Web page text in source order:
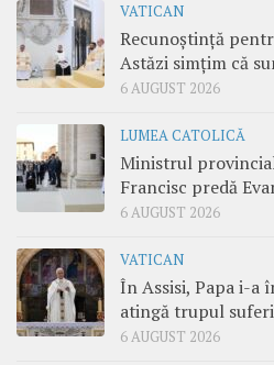
VATICAN
Recunoștință
Astăzi simțim că
6 AUGUST 2026
LUMEA CATOLICĂ
Ministrul
Francisc predă
6 AUGUST 2026
VATICAN
În Assisi, Papa i-a
atingă trupul
6 AUGUST 2026